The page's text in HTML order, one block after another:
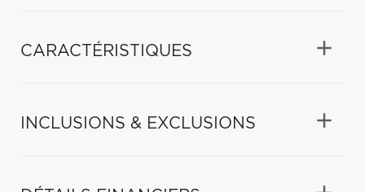
CARACTÉRISTIQUES
INCLUSIONS & EXCLUSIONS